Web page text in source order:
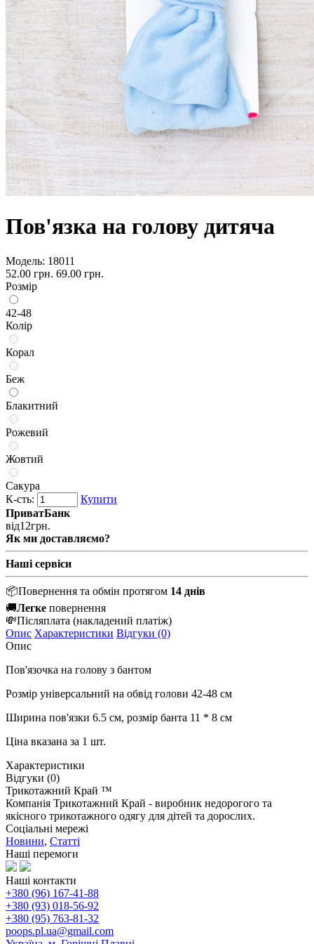
Пов'язка на голову дитяча
Модель: 18011
52.00 грн. 69.00 грн.
Розмір
42-48
Колір
Корал
Беж
Блакитний
Рожевий
Жовтий
Сакура
К-сть:
Купити
ПриватБанк
від12грн.
Як ми доставляємо?
Наші сервіси
📦Повернення та обмін протягом 14 днів
🚚Легке повернення
💸Післяплата (накладений платіж)
Опис Характеристики Відгуки (0)
Опис
Пов'язочка на голову з бантом
Розмір універсальний на обвід голови 42-48 см
Ширина пов'язки 6.5 см, розмір банта 11 * 8 см
Ціна вказана за 1 шт.
Характеристики
Відгуки (0)
Трикотажний Край ™
Компанія Трикотажний Край - виробник недорогого та
якісного трикотажного одягу для дітей та дорослих.
Соціальні мережі
Новини, Статті
Наші перемоги
Наші контакти
+380 (96) 167-41-88
+380 (93) 018-56-92
+380 (95) 763-81-32
poops.pl.ua@gmail.com